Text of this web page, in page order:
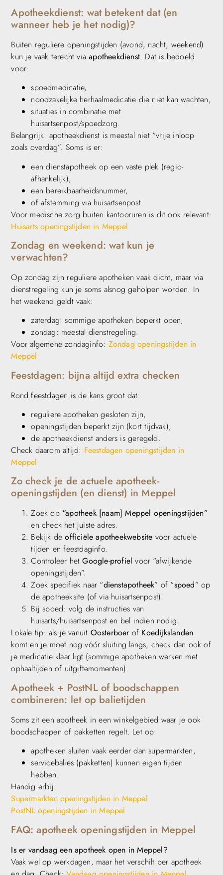
Apotheekdienst: wat betekent dat (en
wanneer heb je het nodig)?
Buiten reguliere openingstijden (avond, nacht, weekend)
kun je vaak terecht viaapotheekdienst. Dat is bedoeld
voor:
spoedmedicatie,
noodzakelijke herhaalmedicatie die niet kan wachten,
situaties in combinatie met
huisartsenpost/spoedzorg.
Belangrijk: apotheekdienst is meestal niet “vrije inloop
zoals overdag”. Soms is er:
een dienstapotheek op een vaste plek (regio-
afhankelijk),
een bereikbaarheidsnummer,
of afstemming via huisartsenpost.
Voor medische zorg buiten kantooruren is dit ook relevant:
Huisarts openingstijden in Meppel
Zondag en weekend: wat kun je
verwachten?
Op zondag zijn reguliere apotheken vaak dicht, maar via
dienstregeling kun je soms alsnog geholpen worden. In
het weekend geldt vaak:
zaterdag: sommige apotheken beperkt open,
zondag: meestal dienstregeling.
Voor algemene zondaginfo: Zondag openingstijden in
Meppel
Feestdagen: bijna altijd extra checken
Rond feestdagen is de kans groot dat:
reguliere apotheken gesloten zijn,
openingstijden beperkt zijn (kort tijdvak),
de apotheekdienst anders is geregeld.
Check daarom altijd: Feestdagen openingstijden in
Meppel
Zo check je de actuele apotheek-
openingstijden (en dienst) in Meppel
Zoek op “apotheek [naam] Meppel openingstijden”
en check het juiste adres.
Bekijk deofficiële apotheekwebsite voor actuele
tijden en feestdaginfo.
Controleer hetGoogle-profiel voor “afwijkende
openingstijden”.
Zoek specifiek naar “dienstapotheek” of “spoed” op
de apotheeksite (of via huisartsenpost).
Bij spoed: volg de instructies van
huisarts/huisartsenpost en bel indien nodig.
Lokale tip: als je vanuit Oosterboerof Koedijkslanden
komt en je moet nog vóór sluiting langs, check dan ook of
je medicatie klaar ligt (sommige apotheken werken met
ophaaltijden of uitgiftemomenten).
Apotheek + PostNL of boodschappen
combineren: let op balietijden
Soms zit een apotheek in een winkelgebied waar je ook
boodschappen of pakketten regelt. Let op:
apotheken sluiten vaak eerder dan supermarkten,
servicebalies (pakketten) kunnen eigen tijden
hebben.
Handig erbij:
Supermarkten openingstijden in Meppel
PostNL openingstijden in Meppel
FAQ: apotheek openingstijden in Meppel
Is er vandaag een apotheek open in Meppel?
Vaak wel op werkdagen, maar het verschilt per apotheek